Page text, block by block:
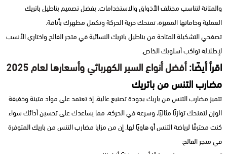
والمتانة لتناسب مختلف الأذواق والاستخدامات. بفضل تصميم بناطيل باتريك
العملية وخاماتها المميزة، تمنحك حرية الحركة وتكمل مظهرك بأناقة.
تصفحي التشكيلة المتاحة من بناطيل باتريك النسائية في متجر الفالح واختاري الأنسب
لإطلالة تواكب أسلوبك الخاص.
اقرأ أيضًا: أفضل أنواع السير الكهربائي وأسعارها لعام 2025
مضارب التنس من باتريك
تتميز مضارب التنس من باريك بجودة تصنيع عالية، إذ تعتمد على مواد متينة وخفيفة
الوزن لتمنحك توازنًا مثاليًا، وسرعة في الحركة، مما يساعدك على تحسين أدائك سواء
كنت محترفًا لرياضة التنس أو هاويًا لها. إن من مزايا مضارب التنس من باريك المتوفرة
في متجر الفالح: